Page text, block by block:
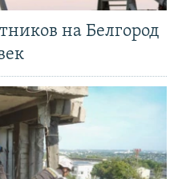
на Белгород